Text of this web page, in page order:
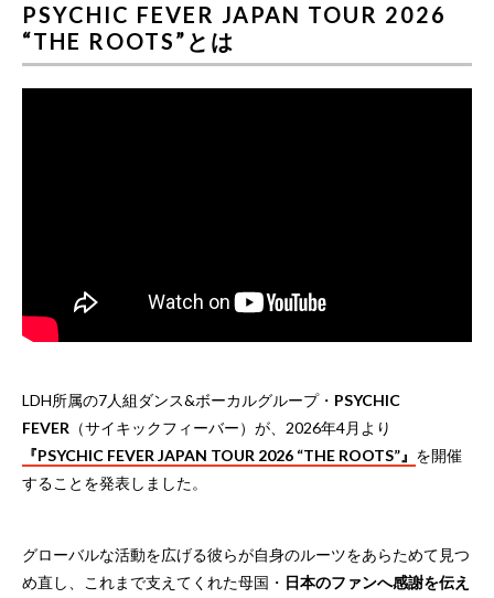
PSYCHIC FEVER JAPAN TOUR 2026
“THE ROOTS”とは
LDH所属の7人組ダンス&ボーカルグループ・ PSYCHIC
FEVER （サイキックフィーバー）が、2026年4月より
『PSYCHIC FEVER JAPAN TOUR 2026 “THE ROOTS”』 を開催
することを発表しました。
グローバルな活動を広げる彼らが自身のルーツをあらためて見つ
め直し、これまで支えてくれた母国・ 日本のファンへ感謝を伝え